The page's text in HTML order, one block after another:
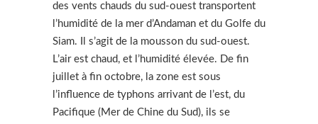
des vents chauds du sud-ouest transportent
l’humidité de la mer d’Andaman et du Golfe du
Siam. Il s’agit de la mousson du sud-ouest.
L’air est chaud, et l’humidité élevée. De fin
juillet à fin octobre, la zone est sous
l’influence de typhons arrivant de l’est, du
Pacifique (Mer de Chine du Sud), ils se